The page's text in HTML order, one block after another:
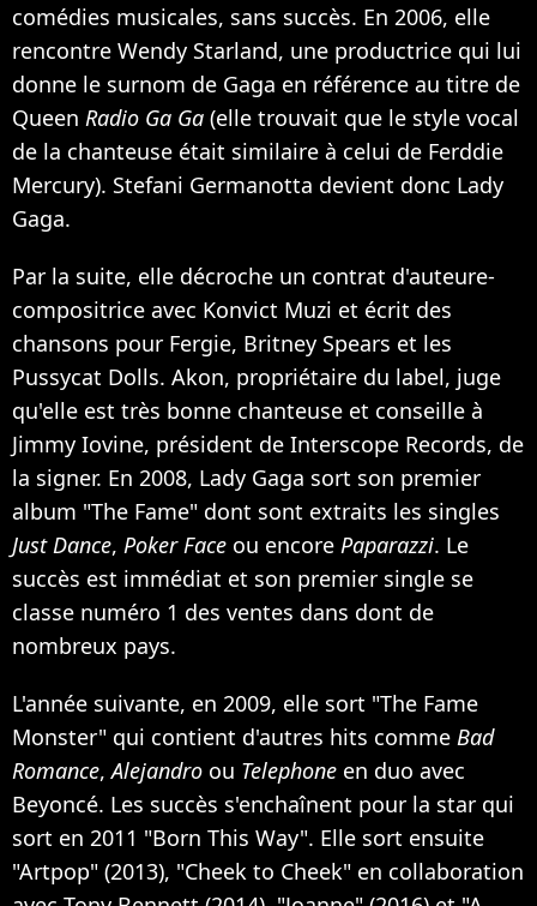
comédies musicales, sans succès. En 2006, elle
rencontre Wendy Starland, une productrice qui lui
donne le surnom de Gaga en référence au titre de
Queen Radio Ga Ga (elle trouvait que le style vocal
de la chanteuse était similaire à celui de Ferddie
Mercury). Stefani Germanotta devient donc Lady
Gaga.
Par la suite, elle décroche un contrat d'auteure-
compositrice avec Konvict Muzi et écrit des
chansons pour Fergie, Britney Spears et les
Pussycat Dolls. Akon, propriétaire du label, juge
qu'elle est très bonne chanteuse et conseille à
Jimmy Iovine, président de Interscope Records, de
la signer. En 2008, Lady Gaga sort son premier
album "The Fame" dont sont extraits les singles
Just Dance, Poker Face ou encore Paparazzi. Le
succès est immédiat et son premier single se
classe numéro 1 des ventes dans dont de
nombreux pays.
L'année suivante, en 2009, elle sort "The Fame
Monster" qui contient d'autres hits comme Bad
Romance,Alejandro ou Telephone en duo avec
Beyoncé. Les succès s'enchaînent pour la star qui
sort en 2011 "Born This Way". Elle sort ensuite
"Artpop" (2013), "Cheek to Cheek" en collaboration